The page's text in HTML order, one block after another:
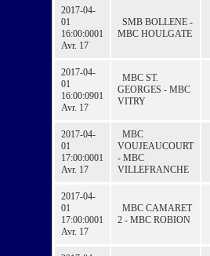
2017-04-
01
16:00:0001
Avr. 17
SMB BOLLENE -
MBC HOULGATE
2017-04-
01
16:00:0901
Avr. 17
MBC ST.
GEORGES - MBC
VITRY
2017-04-
01
17:00:0001
Avr. 17
MBC
VOUJEAUCOURT
- MBC
VILLEFRANCHE
2017-04-
01
17:00:0001
Avr. 17
MBC CAMARET
2 - MBC ROBION